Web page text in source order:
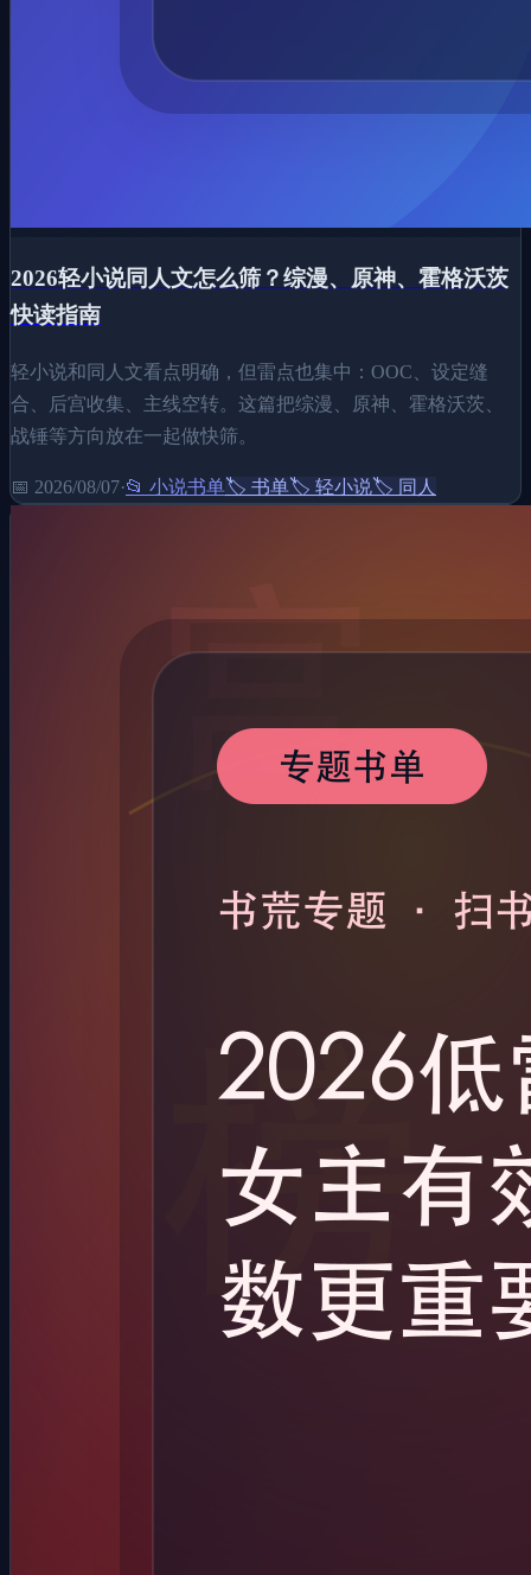
2026轻小说同人文怎么筛？综漫、原神、霍格沃茨
快读指南
轻小说和同人文看点明确，但雷点也集中：OOC、设定缝
合、后宫收集、主线空转。这篇把综漫、原神、霍格沃茨、
战锤等方向放在一起做快筛。
📅 2026/08/07·📂 小说书单🏷️ 书单🏷️ 轻小说🏷️ 同人